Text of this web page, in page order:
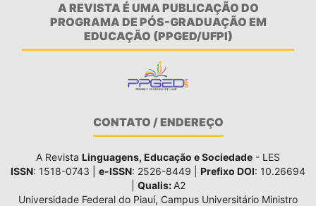
A REVISTA É UMA PUBLICAÇÃO DO
PROGRAMA DE PÓS-GRADUAÇÃO EM
EDUCAÇÃO (PPGED/UFPI)
CONTATO / ENDEREÇO
A Revista Linguagens, Educação e Sociedade - LES
ISSN: 1518-0743 | e-ISSN: 2526-8449 | Prefixo DOI: 10.26694
Qualis: A2
Universidade Federal do Piauí, Campus Universitário Ministro